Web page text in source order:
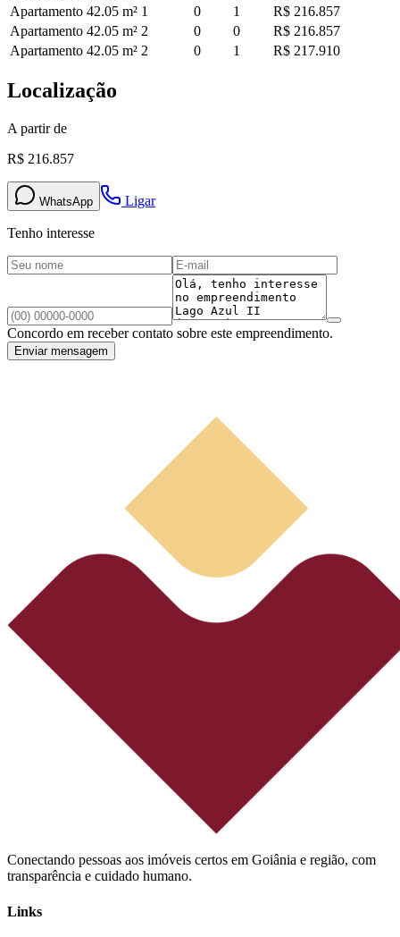
Apartamento 42.05 m² 1 0 1
R$ 216.857
Apartamento 42.05 m² 2 0 0
R$ 216.857
Apartamento 42.05 m² 2 0 1 R$ 217.910
Localização
A partir de
R$ 216.857
WhatsApp Ligar
Tenho interesse
Concordo em receber contato sobre este empreendimento.
Enviar mensagem
Conectando pessoas aos imóveis certos em Goiânia e região, com
transparência e cuidado humano.
Links